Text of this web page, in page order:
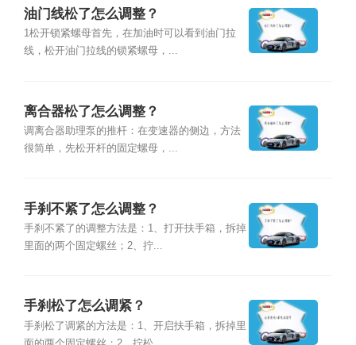
油门线松了怎么调整？
1松开锁紧螺母首先，在加油时可以看到油门拉
线，松开油门拉线的锁紧螺母，...
离合器松了怎么调整？
调离合器助理泵的推杆：在变速器的侧边，方法
很简单，先松开杆的固定螺母，...
手刹不紧了怎么调整？
手刹不紧了的调整方法是：1、打开扶手箱，拆掉
里面的两个固定螺丝；2、拧...
手刹松了怎么调紧？
手刹松了调紧的方法是：1、开启扶手箱，拆掉里